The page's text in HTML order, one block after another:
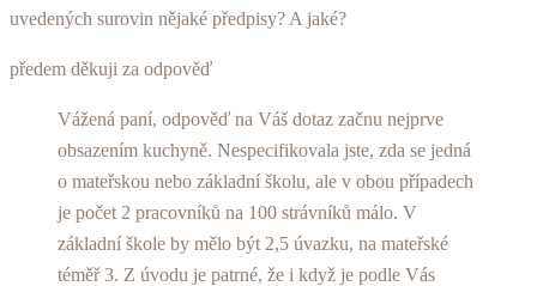
uvedených surovin nějaké předpisy? A jaké?
předem děkuji za odpověď
Vážená paní, odpověď na Váš dotaz začnu nejprve
obsazením kuchyně. Nespecifikovala jste, zda se jedná
o mateřskou nebo základní školu, ale v obou případech
je počet 2 pracovníků na 100 strávníků málo. V
základní škole by mělo být 2,5 úvazku, na mateřské
téměř 3. Z úvodu je patrné, že i když je podle Vás